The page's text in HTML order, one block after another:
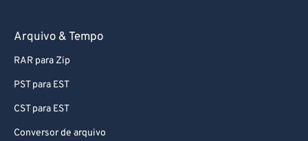
Arquivo & Tempo
RAR para Zip
PST para EST
CST para EST
Conversor de arquivo